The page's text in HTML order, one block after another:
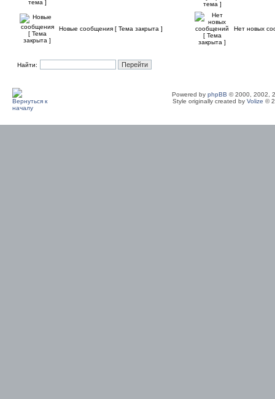
Новые сообщения [ Тема закрыта ] Нет новых
Найти:
Powered by phpBB © 2000, 2002,
Style originally created by Volize ©